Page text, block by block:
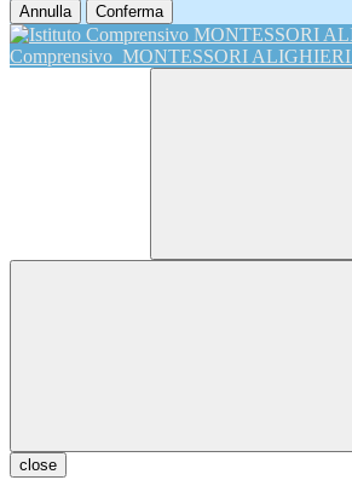
Annulla Conferma
Comprensivo MONTESSORI ALIGHIERI
close